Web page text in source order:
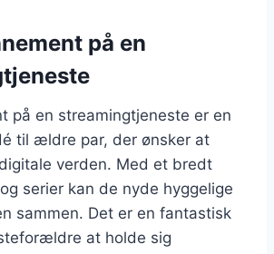
på en
på en streamingtjeneste er en
til ældre par, der ønsker at
verden. Med et bredt
serier kan de nyde hyggelige
sammen. Det er en fantastisk
at holde sig